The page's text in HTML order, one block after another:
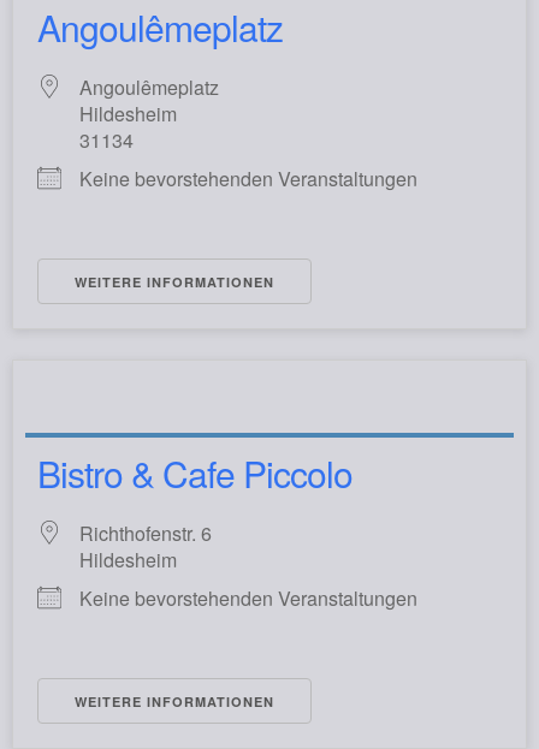
Angoulêmeplatz
Angoulêmeplatz
Hildesheim
31134
Keine bevorstehenden Veranstaltungen
WEITERE INFORMATIONEN
Bistro & Cafe Piccolo
Richthofenstr. 6
Hildesheim
Keine bevorstehenden Veranstaltungen
WEITERE INFORMATIONEN